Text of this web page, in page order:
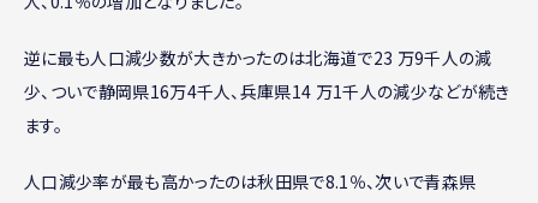
逆に最も人口減少数が大きかったのは北海道で23 万9千人の減
少、ついで静岡県16万4千人、兵庫県14 万1千人の減少などが続き
ます。
人口減少率が最も高かったのは秋田県で8.1％、次いで青森県